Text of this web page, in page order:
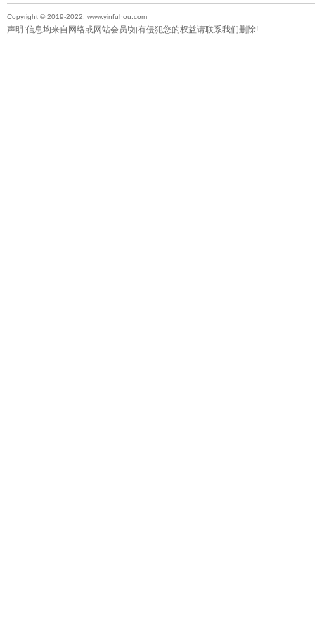
Copyright © 2019-2022, www.yinfuhou.com
声明:信息均来自网络或网站会员!如有侵犯您的权益请联系我们删除!